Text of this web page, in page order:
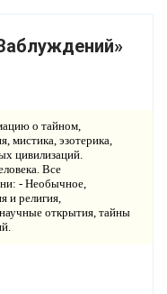
о тайном,
мистика, эзотерика,
цивилизаций.
Все
- Необычное,
и религия,
открытия, тайны